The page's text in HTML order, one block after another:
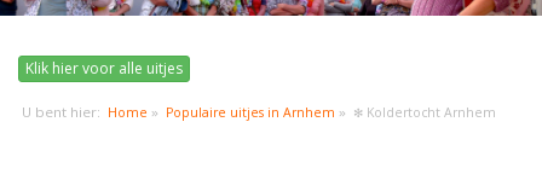
Klik hier voor alle uitjes
U bent hier: Home » Populaire uitjes in Arnhem » ✻ Koldertocht Arnhem